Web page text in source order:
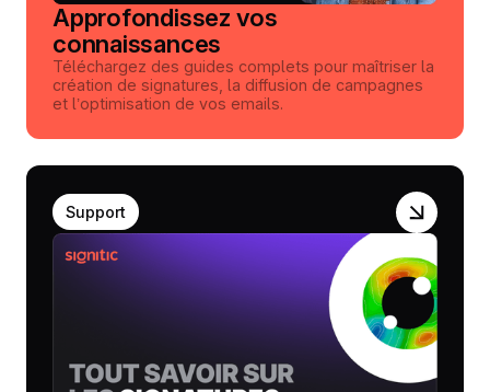
Approfondissez vos
connaissances
Téléchargez des guides complets pour maîtriser la
création de signatures, la diffusion de campagnes
et l’optimisation de vos emails.
Support